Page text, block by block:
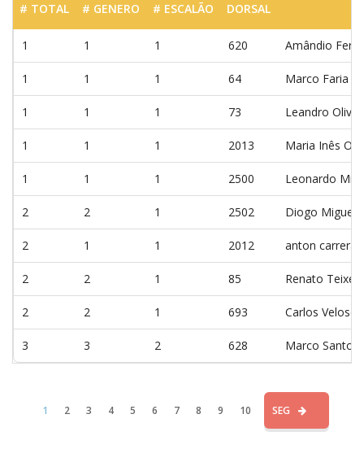
# TOTAL # GENERO # ESCALÃO DORSAL
1 1 1 620 Amândio
1 1 1 64 Marco Faria
1 1 1 73 Leandro
1 1 1 2013 Maria Inês
1 1 1 2500 Leonardo
2 2 1 2502 Diogo Miguel
2 1 1 2012 anton carrera
2 2 1 85 Renato
2 2 1 693 Carlos Veloso
3 3 2 628 Marco Santos
1 2 3 4 5 6 7 8 9 10 SEG